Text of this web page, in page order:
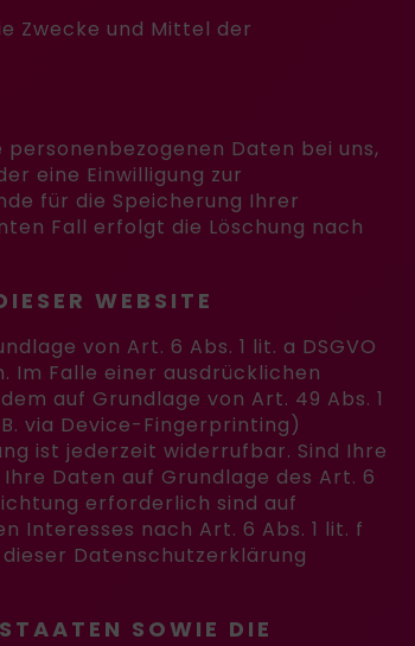
Zwecke und Mittel der
Daten bei uns,
eine Einwilligung zur
für die Speicherung Ihrer
Fall erfolgt die Löschung nach
WEBSITE
von Art. 6 Abs. 1 lit. a DSGVO
Im Falle einer ausdrücklichen
auf Grundlage von Art. 49 Abs. 1
via Device-Fingerprinting)
ist jederzeit widerrufbar. Sind Ihre
Daten auf Grundlage des Art. 6
erforderlich sind auf
Interesses nach Art. 6 Abs. 1 lit. f
Datenschutzerklärung
SOWIE DIE